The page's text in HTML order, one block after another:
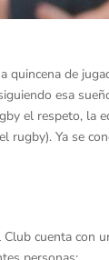
quincena de
esa
el respeto, la
rugby). Ya se
cuenta con